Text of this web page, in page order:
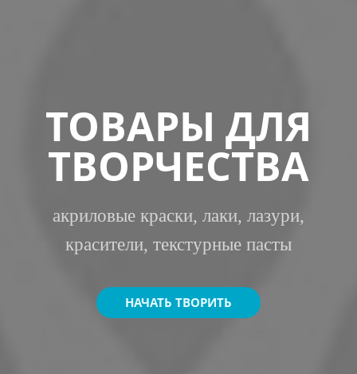
ТОВАРЫ ДЛЯ
ТВОРЧЕСТВА
акриловые краски, лаки, лазури,
красители, текстурные пасты
НАЧАТЬ ТВОРИТЬ